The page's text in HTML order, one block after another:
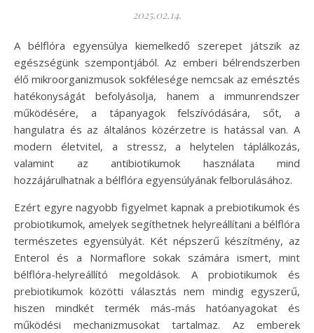
2025.02.14.
A bélflóra egyensúlya kiemelkedő szerepet játszik az
egészségünk szempontjából. Az emberi bélrendszerben
élő mikroorganizmusok sokfélesége nemcsak az emésztés
hatékonyságát befolyásolja, hanem a immunrendszer
működésére, a tápanyagok felszívódására, sőt, a
hangulatra és az általános közérzetre is hatással van. A
modern életvitel, a stressz, a helytelen táplálkozás,
valamint az antibiotikumok használata mind
hozzájárulhatnak a bélflóra egyensúlyának felborulásához.
Ezért egyre nagyobb figyelmet kapnak a prebiotikumok és
probiotikumok, amelyek segíthetnek helyreállítani a bélflóra
természetes egyensúlyát. Két népszerű készítmény, az
Enterol és a Normaflore sokak számára ismert, mint
bélflóra-helyreállító megoldások. A probiotikumok és
prebiotikumok közötti választás nem mindig egyszerű,
hiszen mindkét termék más-más hatóanyagokat és
működési mechanizmusokat tartalmaz. Az emberek